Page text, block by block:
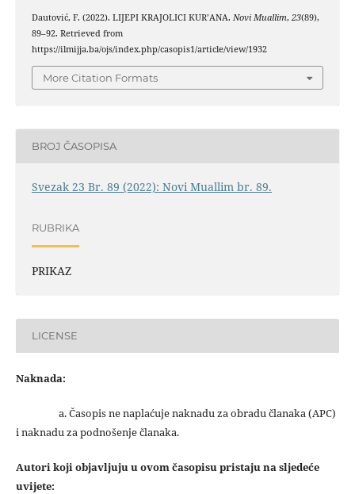
Dautović, F. (2022). LIJEPI KRAJOLICI KUR’ANA. Novi Muallim, 23(89),
89–92. Retrieved from
https://ilmijja.ba/ojs/index.php/casopis1/article/view/1932
More Citation Formats
BROJ ČASOPISA
Svezak 23 Br. 89 (2022): Novi Muallim br. 89.
RUBRIKA
PRIKAZ
LICENSE
Naknada:
a. Časopis ne naplaćuje naknadu za obradu članaka (APC)
i naknadu za podnošenje članaka.
Autori koji objavljuju u ovom časopisu pristaju na sljedeće
uvijete: